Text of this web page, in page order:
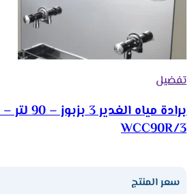
تفضيل
برادة مياه
WCC90R/3
سعر المنتج